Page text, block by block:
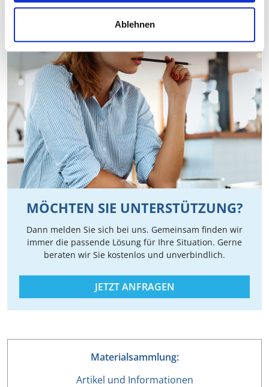
Ablehnen
MÖCHTEN SIE UNTERSTÜTZUNG?
Dann melden Sie sich bei uns. Gemeinsam finden wir
immer die passende Lösung für Ihre Situation. Gerne
beraten wir Sie kostenlos und unverbindlich.
JETZT ANFRAGEN
Materialsammlung:
Artikel und Informationen